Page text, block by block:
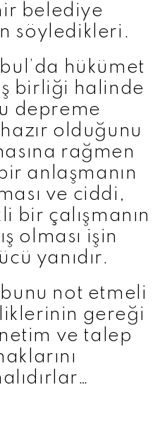
belediye
söyledikleri.
hükümet
birliği halinde
depreme
olduğunu
rağmen
anlaşmanın
ve ciddi,
bir çalışmanın
olması işin
yanıdır.
bunu not etmeli
gereği
ve talep